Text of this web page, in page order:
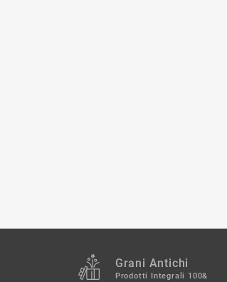
Grani Antichi
Prodotti Integrali 100&